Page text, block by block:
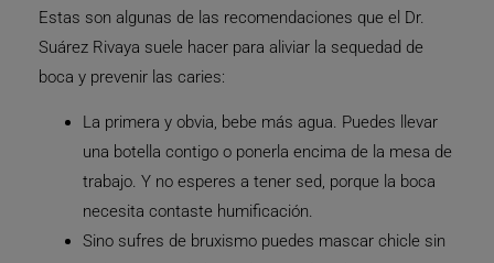
Estas son algunas de las recomendaciones que el Dr.
Suárez Rivaya suele hacer para aliviar la sequedad de
boca y prevenir las caries:
La primera y obvia, bebe más agua. Puedes llevar
una botella contigo o ponerla encima de la mesa de
trabajo. Y no esperes a tener sed, porque la boca
necesita contaste humificación.
Sino sufres de bruxismo puedes mascar chicle sin